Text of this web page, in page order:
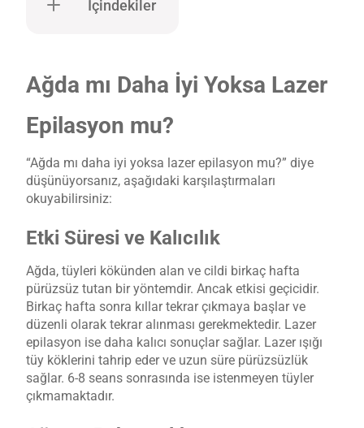
İçindekiler
Ağda mı Daha İyi Yoksa Lazer
Epilasyon mu?
“Ağda mı daha iyi yoksa lazer epilasyon mu?” diye
düşünüyorsanız, aşağıdaki karşılaştırmaları
okuyabilirsiniz:
Etki Süresi ve Kalıcılık
Ağda, tüyleri kökünden alan ve cildi birkaç hafta
pürüzsüz tutan bir yöntemdir. Ancak etkisi geçicidir.
Birkaç hafta sonra kıllar tekrar çıkmaya başlar ve
düzenli olarak tekrar alınması gerekmektedir. Lazer
epilasyon ise daha kalıcı sonuçlar sağlar. Lazer ışığı
tüy köklerini tahrip eder ve uzun süre pürüzsüzlük
sağlar. 6-8 seans sonrasında ise istenmeyen tüyler
çıkmamaktadır.